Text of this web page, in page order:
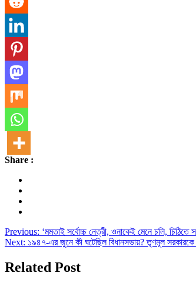
Share :
Post
navigation
Previous: ‘মমতাই সর্বোচ্চ নেত্রী, ওনাকেই মেনে চলি,
Next: ১৯৪৭-এর জুনে কী ঘটেছিল বিধানসভায়? তৃণমূল সরকারকে
Related Post